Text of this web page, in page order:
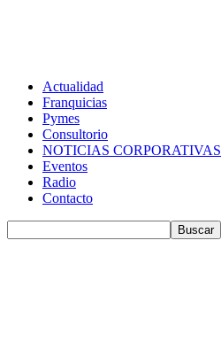
Actualidad
Franquicias
Pymes
Consultorio
NOTICIAS CORPORATIVAS
Eventos
Radio
Contacto